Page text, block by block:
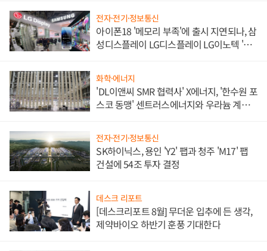
전자·전기·정보통신
아이폰18 '메모리 부족'에 출시 지연되나, 삼
성디스플레이 LG디스플레이 LG이노텍 '탈
화학·에너지
'DL이앤씨 SMR 협력사' X에너지, '한수원 포
스코 동맹' 센트러스에너지와 우라늄 계약
전자·전기·정보통신
SK하이닉스, 용인 'Y2' 팹과 청주 'M17' 팹
건설에 54조 투자 결정
데스크 리포트
[데스크리포트 8월] 무더운 입추에 든 생각,
제약바이오 하반기 훈풍 기대한다